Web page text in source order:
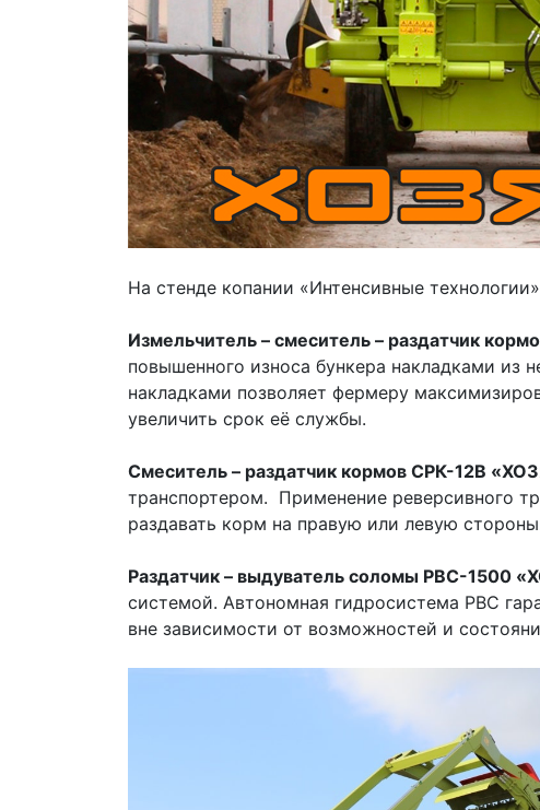
На стенде копании «Интенсивные
Измельчитель – смеситель – раздатчик
повышенного износа бункера накладками из
накладками позволяет фермеру
увеличить срок её службы.
Смеситель – раздатчик кормов СРК-12В
транспортером. Применение реверсивного
раздавать корм на правую или левую
Раздатчик – выдуватель соломы РВС-1500
системой. Автономная гидросистема РВС
вне зависимости от возможностей и